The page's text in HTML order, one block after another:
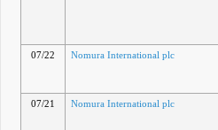
07/22
Nomura International plc
07/21
Nomura International plc